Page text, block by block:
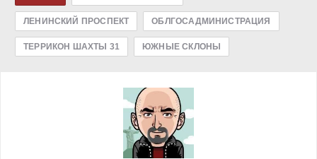
ЛЕНИНСКИЙ ПРОСПЕКТ ОБЛГОСАДМИНИСТРАЦИЯ
ТЕРРИКОН ШАХТЫ 31 ЮЖНЫЕ СКЛОНЫ